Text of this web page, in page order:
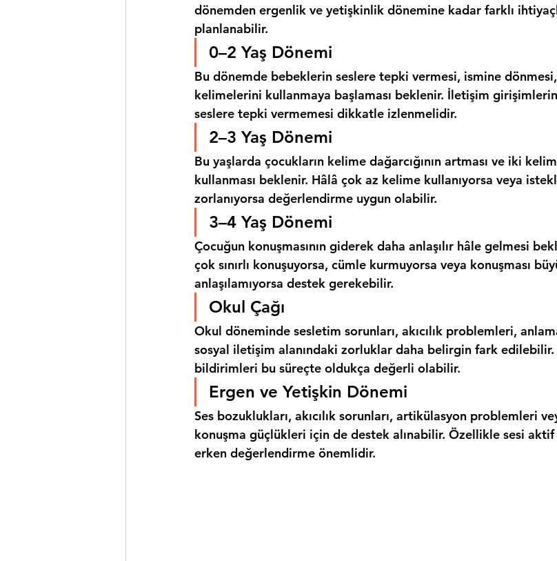
dönemden ergenlik ve yetişkinlik dönemine kadar farklı
planlanabilir.
0–2 Yaş Dönemi
Bu dönemde bebeklerin seslere tepki vermesi, ismine
kelimelerini kullanmaya başlaması beklenir. İletişim
seslere tepki vermemesi dikkatle izlenmelidir.
2–3 Yaş Dönemi
Bu yaşlarda çocukların kelime dağarcığının artması ve iki
kullanması beklenir. Hâlâ çok az kelime kullanıyorsa veya
zorlanıyorsa değerlendirme uygun olabilir.
3–4 Yaş Dönemi
Çocuğun konuşmasının giderek daha anlaşılır hâle gelmesi
çok sınırlı konuşuyorsa, cümle kurmuyorsa veya konuşması
anlaşılamıyorsa destek gerekebilir.
Okul Çağı
Okul döneminde sesletim sorunları, akıcılık problemleri,
sosyal iletişim alanındaki zorluklar daha belirgin fark
bildirimleri bu süreçte oldukça değerli olabilir.
Ergen ve Yetişkin Dönemi
Ses bozuklukları, akıcılık sorunları, artikülasyon problemleri
konuşma güçlükleri için de destek alınabilir. Özellikle sesi
erken değerlendirme önemlidir.